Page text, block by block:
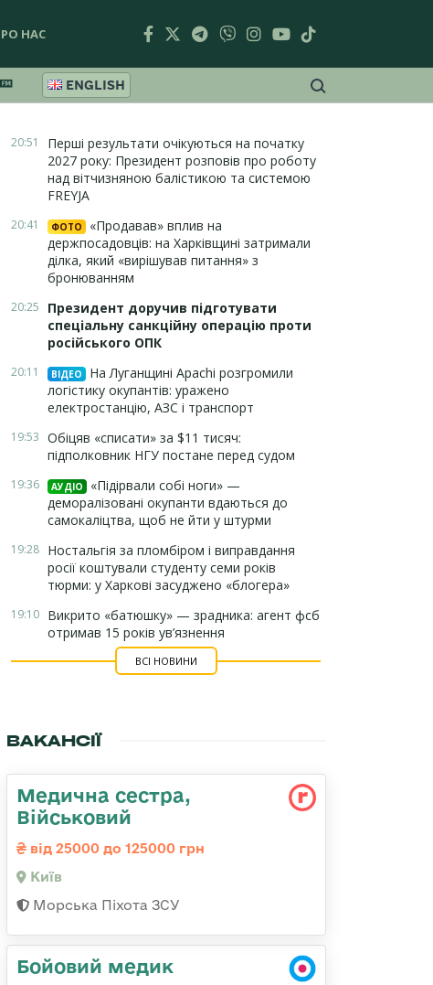
НАС
ENGLISH
20:51
Перші результати очікуються на початку
2027 року: Президент розповів про роботу
над вітчизняною балістикою та системою
FREYJA
20:41 ФОТО
«Продавав» вплив на
держпосадовців: на Харківщині затримали
ділка, який «вирішував питання» з
бронюванням
20:25
Президент доручив підготувати
спеціальну санкційну операцію проти
російського ОПК
20:11 ВІДЕО
На Луганщині Apachi розгромили
логістику окупантів: уражено
електростанцію, АЗС і транспорт
19:53 Обіцяв «списати» за $11 тисяч:
підполковник НГУ постане перед судом
19:36 АУДІО
«Підірвали собі ноги» —
деморалізовані окупанти вдаються до
самокаліцтва, щоб не йти у штурми
19:28 Ностальгія за пломбіром і виправдання
росії коштували студенту семи років
тюрми: у Харкові засуджено «блогера»
19:10 Викрито «батюшку» — зрадника: агент фсб
отримав 15 років ув’язнення
ВСІ НОВИНИ
ВАКАНСІЇ
Медична сестра,
Військовий
від 25000 до 125000 грн
Київ
Морська Піхота ЗСУ
Бойовий медик